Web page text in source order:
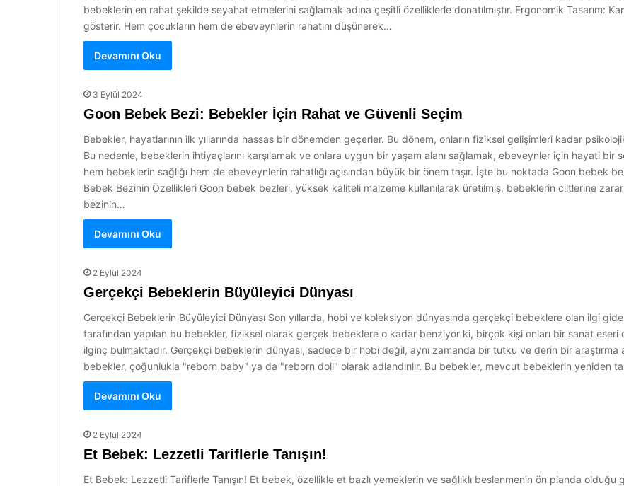
bebeklerin en rahat şekilde seyahat etmelerini sağlamak adına çeşitli özelliklerle donatılmıştır. Ergonomik Tasarım:
gösterir. Hem çocukların hem de ebeveynlerin rahatını düşünerek…
Devamını Oku
3 Eylül 2024
Goon Bebek Bezi: Bebekler İçin Rahat ve Güvenli Seçim
Bebekler, hayatlarının ilk yıllarında hassas bir dönemden geçerler. Bu dönem, onların fiziksel gelişimleri kadar
Bu nedenle, bebeklerin ihtiyaçlarını karşılamak ve onlara uygun bir yaşam alanı sağlamak, ebeveynler için hayati
hem bebeklerin sağlığı hem de ebeveynlerin rahatlığı açısından büyük bir önem taşır. İşte bu noktada Goon bebek
Bebek Bezinin Özellikleri Goon bebek bezleri, yüksek kaliteli malzeme kullanılarak üretilmiş, bebeklerin ciltlerine
bezinin…
Devamını Oku
2 Eylül 2024
Gerçekçi Bebeklerin Büyüleyici Dünyası
Gerçekçi Bebeklerin Büyüleyici Dünyası Son yıllarda, hobi ve koleksiyon dünyasında gerçekçi bebeklere olan ilgi
tarafından yapılan bu bebekler, fiziksel olarak gerçek bebeklere o kadar benziyor ki, birçok kişi onları bir sanat eseri
ilginç bulmaktadır. Gerçekçi bebeklerin dünyası, sadece bir hobi değil, aynı zamanda bir tutku ve derin bir araştırma
bebekler, çoğunlukla "reborn baby" ya da "reborn doll" olarak adlandırılır. Bu bebekler, mevcut bebeklerin yeniden
Devamını Oku
2 Eylül 2024
Et Bebek: Lezzetli Tariflerle Tanışın!
Et Bebek: Lezzetli Tariflerle Tanışın! Et bebek, özellikle et bazlı yemeklerin ve sağlıklı beslenmenin ön planda olduğu